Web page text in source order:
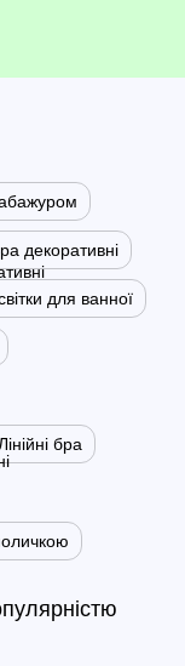
декоративні
для ванної
бра